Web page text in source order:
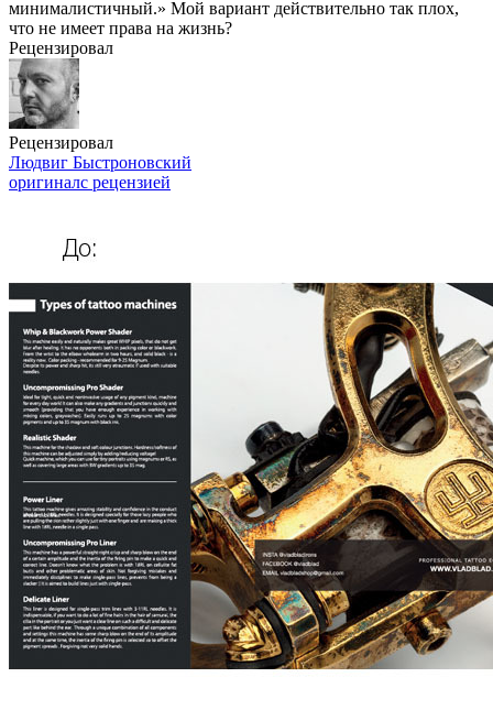
минималистичный.» Мой вариант действительно так плох,
что не имеет права на жизнь?
Рецензировал
Рецензировал
Людвиг Быстроновский
оригиналс рецензией